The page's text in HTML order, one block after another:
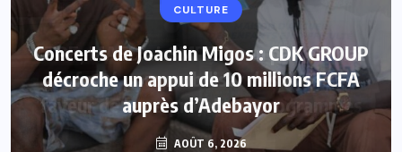
CULTURE
Concerts de Joachin Migos : CDK GROUP
décroche un appui de 10 millions FCFA
auprès d’Adebayor
AOÛT 6, 2026